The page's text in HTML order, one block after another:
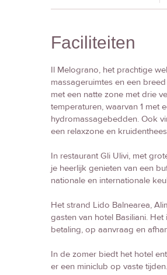
Faciliteiten
Il Melograno, het prachtige
massageruimtes en een
met een natte zone met drie
temperaturen, waarvan 1 met
hydromassagebedden. Ook
een relaxzone en
In restaurant Gli Ulivi, met
je heerlijk genieten van een
nationale en internationale
Het strand Lido Balnearea,
gasten van hotel Basiliani.
betaling, op aanvraag en
In de zomer biedt het hotel
er een miniclub op vaste tijden.